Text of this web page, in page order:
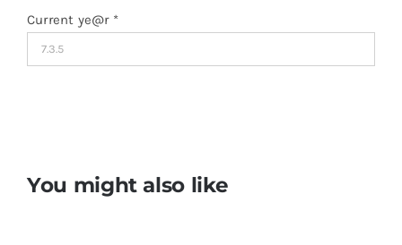
Current ye@r *
You might also like